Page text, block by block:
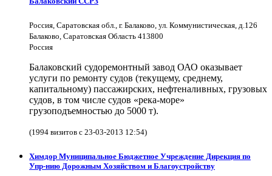
Россия, Саратовская обл., г. Балаково, ул. Коммунистическая, д.126
Балаково, Саратовская Область 413800
Россия
Балаковский судоремонтный завод ОАО оказывает
услуги по ремонту судов (текущему, среднему,
капитальному) пассажирских, нефтеналивных, грузовых
судов, в том числе судов «река-море»
грузоподъемностью до 5000 т).
(1994 визитов с 23-03-2013 12:54)
Химдор Муниципальное Бюджетное Учреждение Дирекция по
Упр-нию Дорожным Хозяйством и Благоустройству